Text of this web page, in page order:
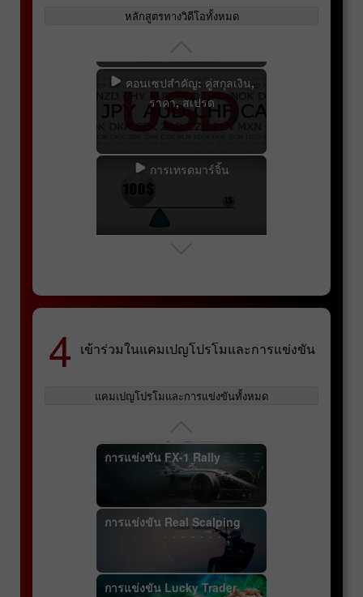
หลักสูตรทางวิดีโอทั้งหมด
คอนเซปสำคัญ: คู่สกุลเงิน,
ราคา, สเปรด
การเทรดมาร์จิ้น
การวิเคราะห์ทางเทคนิค
ข้อมูลจำเพาะของคู่สกุลเงิน
4 เข้าร่วมในแคมเปญโปรโมและการแข่งขัน
แคมเปญโปรโมและการแข่งขันทั้งหมด
Sniper
การแข่งขัน InstaForex Great
Race
การแข่งขัน FX-1 Rally
การแข่งขัน Real Scalping
การแข่งขัน Lucky Trader